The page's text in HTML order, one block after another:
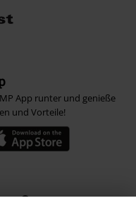
App runter und genieße
und Vorteile!
Company